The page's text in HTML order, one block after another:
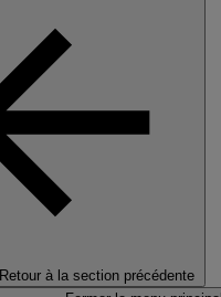
Retour à la section précédente